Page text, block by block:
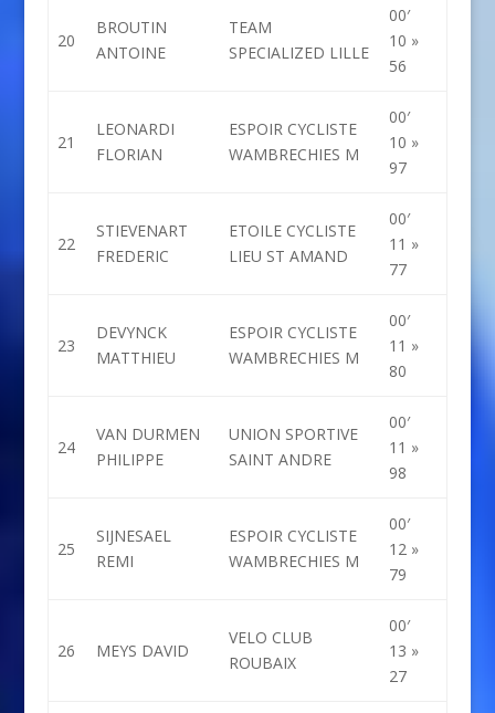
20
BROUTIN
ANTOINE
TEAM
SPECIALIZED LILLE
00′
10 »
56
21
LEONARDI
FLORIAN
ESPOIR CYCLISTE
WAMBRECHIES M
00′
10 »
97
22
STIEVENART
FREDERIC
ETOILE CYCLISTE
LIEU ST AMAND
00′
11 »
77
23
DEVYNCK
MATTHIEU
ESPOIR CYCLISTE
WAMBRECHIES M
00′
11 »
80
24
VAN DURMEN
PHILIPPE
UNION SPORTIVE
SAINT ANDRE
00′
11 »
98
25
SIJNESAEL
REMI
ESPOIR CYCLISTE
WAMBRECHIES M
00′
12 »
79
26 MEYS DAVID
VELO CLUB
ROUBAIX
00′
13 »
27